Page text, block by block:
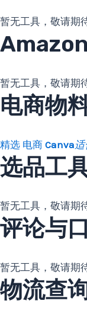
暂无工具，敬请期
暂无工具，敬请期
电商物
精选 电商 Canva
选品工
暂无工具，敬请期
评论与
暂无工具，敬请期
物流查